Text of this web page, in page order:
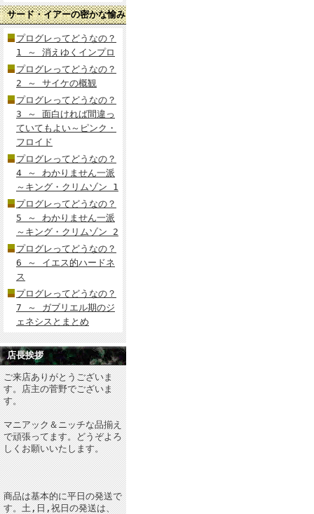
サード・イアーの密かな愉み
プログレってどうなの？
1 ～ 消えゆくインプロ
プログレってどうなの？
2 ～ サイケの概観
プログレってどうなの？
3 ～ 面白ければ間違っ
ていてもよい～ピンク・
フロイド
プログレってどうなの？
4 ～ わかりません一派
～キング・クリムゾン 1
プログレってどうなの？
5 ～ わかりません一派
～キング・クリムゾン 2
プログレってどうなの？
6 ～ イエス的ハードネ
ス
プログレってどうなの？
7 ～ ガブリエル期のジ
ェネシスとまとめ
店長挨拶
ご来店ありがとうございま
す。店主の菅野でございま
す。
マニアック＆ニッチな品揃え
で頑張ってます。どうぞよろ
しくお願いいたします。
商品は基本的に平日の発送で
す。土,日,祝日の発送は、